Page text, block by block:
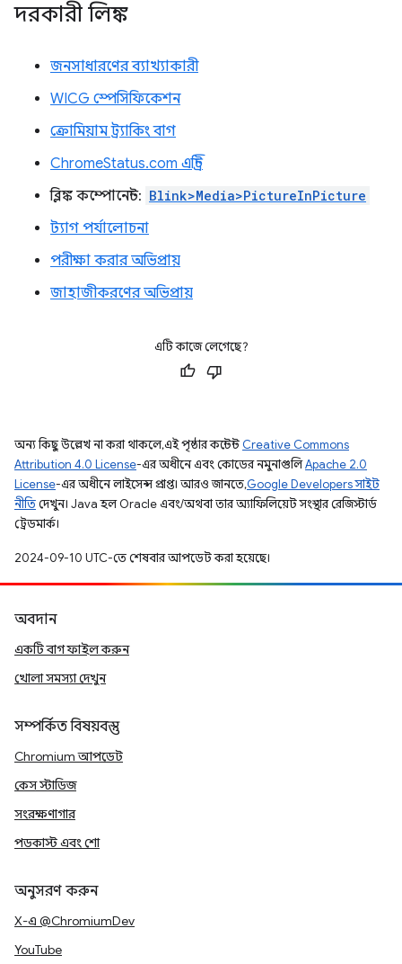
দরকারী লিঙ্ক
জনসাধারণের ব্যাখ্যাকারী
WICG স্পেসিফিকেশন
ক্রোমিয়াম ট্র্যাকিং বাগ
ChromeStatus.com এন্ট্রি
ব্লিঙ্ক কম্পোনেন্ট: Blink>Media>PictureInPicture
ট্যাগ পর্যালোচনা
পরীক্ষা করার অভিপ্রায়
জাহাজীকরণের অভিপ্রায়
এটি কাজে লেগেছে?
অন্য কিছু উল্লেখ না করা থাকলে, এই পৃষ্ঠার কন্টেন্ট Creative Commons
Attribution 4.0 License-এর অধীনে এবং কোডের নমুনাগুলিApache 2.0
License-এর অধীনে লাইসেন্স প্রাপ্ত। আরও জানতে,Google Developers সাইট
নীতিদেখুন। Java হল Oracle এবং/অথবা তার অ্যাফিলিয়েট সংস্থার রেজিস্টার্ড
ট্রেডমার্ক।
2024-09-10 UTC-তে শেষবার আপডেট করা হয়েছে।
অবদান
একটি বাগ ফাইল করুন
খোলা সমস্যা দেখুন
সম্পর্কিত বিষয়বস্তু
Chromium আপডেট
কেস স্টাডিজ
সংরক্ষণাগার
পডকাস্ট এবং শো
অনুসরণ করুন
X-এ @ChromiumDev
YouTube